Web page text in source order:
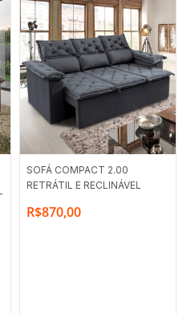
SOFÁ COMPACT 2.00
RETRÁTIL E RECLINÁVEL
R$870,00